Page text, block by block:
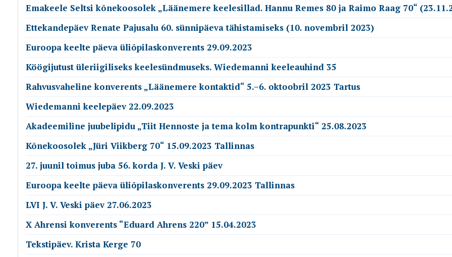
Emakeele Seltsi kõnekoosolek „Läänemere keelesillad. Hannu Remes 80 ja Raimo Raag 70“
Ettekandepäev Renate Pajusalu 60. sünnipäeva tähistamiseks (10. novembril 2023)
Euroopa keelte päeva üliõpilaskonverents 29.09.2023
Köögijutust üleriigiliseks keelesündmuseks. Wiedemanni keeleauhind 35
Rahvusvaheline konverents „Läänemere kontaktid“ 5.–6. oktoobril 2023 Tartus
Wiedemanni keelepäev 22.09.2023
Akadeemiline juubelipidu „Tiit Hennoste ja tema kolm kontrapunkti“ 25.08.2023
Kõnekoosolek „Jüri Viikberg 70“ 15.09.2023 Tallinnas
27. juunil toimus juba 56. korda J. V. Veski päev
Euroopa keelte päeva üliõpilaskonverents 29.09.2023 Tallinnas
LVI J. V. Veski päev 27.06.2023
X Ahrensi konverents “Eduard Ahrens 220” 15.04.2023
Tekstipäev. Krista Kerge 70